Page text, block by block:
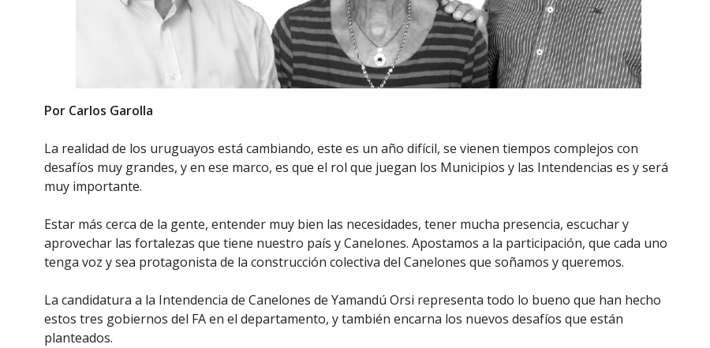
Por Carlos Garolla
La realidad de los uruguayos está cambiando, este es un año difícil, se vienen tiempos complejos con
desafíos muy grandes, y en ese marco, es que el rol que juegan los Municipios y las Intendencias es y será
muy importante.
Estar más cerca de la gente, entender muy bien las necesidades, tener mucha presencia, escuchar y
aprovechar las fortalezas que tiene nuestro país y Canelones. Apostamos a la participación, que cada uno
tenga voz y sea protagonista de la construcción colectiva del Canelones que soñamos y queremos.
La candidatura a la Intendencia de Canelones de Yamandú Orsi representa todo lo bueno que han hecho
estos tres gobiernos del FA en el departamento, y también encarna los nuevos desafíos que están
planteados.